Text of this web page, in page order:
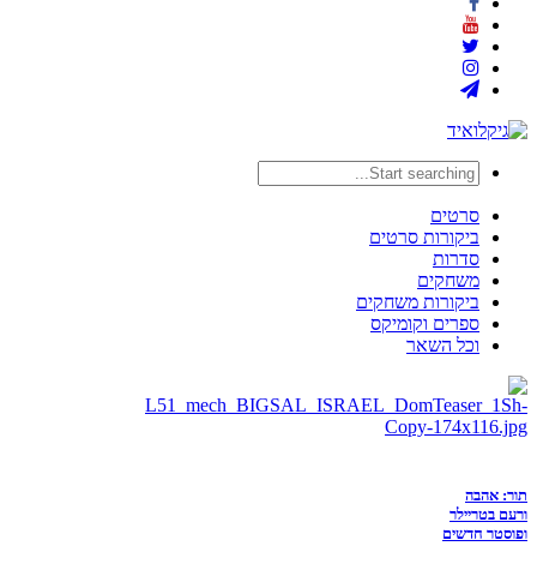
סרטים
ביקורות סרטים
סדרות
משחקים
ביקורות משחקים
ספרים וקומיקס
וכל השאר
תור: אהבה
ורעם בטריילר
ופוסטר חדשים